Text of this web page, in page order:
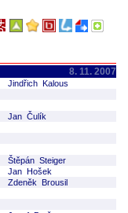
8. 11. 2007
Jindřich Kalous
Jan Čulík
Štěpán Steiger
Jan Hošek
Zdeněk Brousil